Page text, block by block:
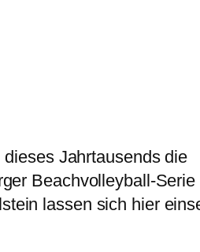
Jahrtausends die
Beachvolleyball-
lassen sich hier